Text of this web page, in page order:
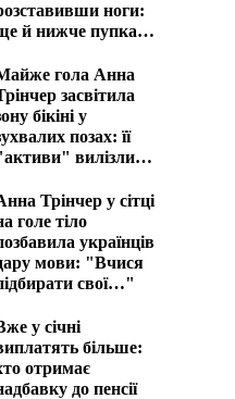
ноги:
й нижче пупка
гола Анна
засвітила
бікіні у
позах: її
вилізли
Трінчер у сітці
голе тіло
українців
мови: "Вчися
свої…"
у січні
більше:
отримає
до пенсії